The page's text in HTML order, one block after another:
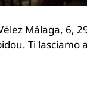
Málaga, 6,
Ti